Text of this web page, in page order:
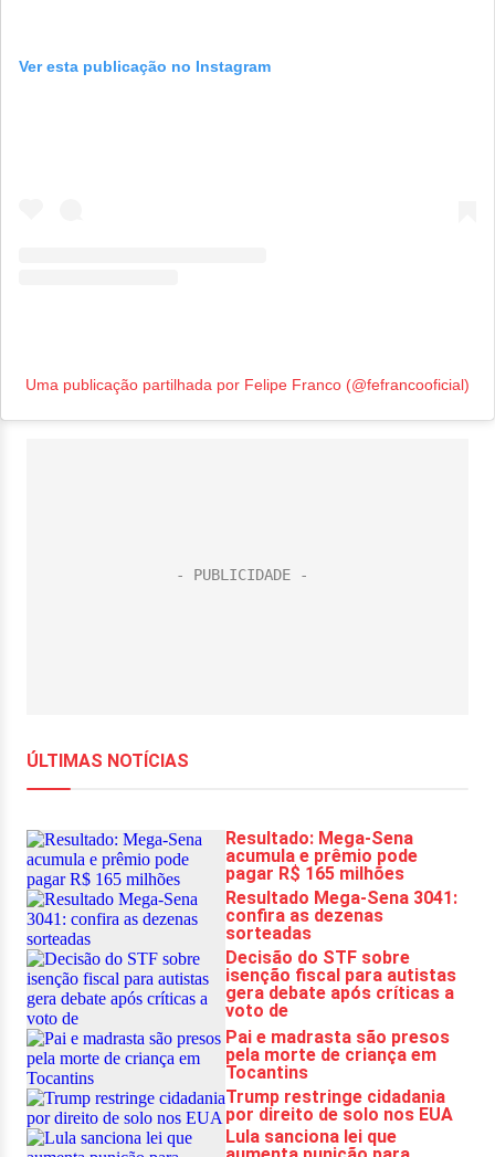
Ver esta publicação no Instagram
Uma publicação partilhada por Felipe Franco (@fefrancooficial)